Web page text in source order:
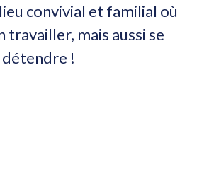
convivial et familial où
travailler, mais aussi se
détendre !